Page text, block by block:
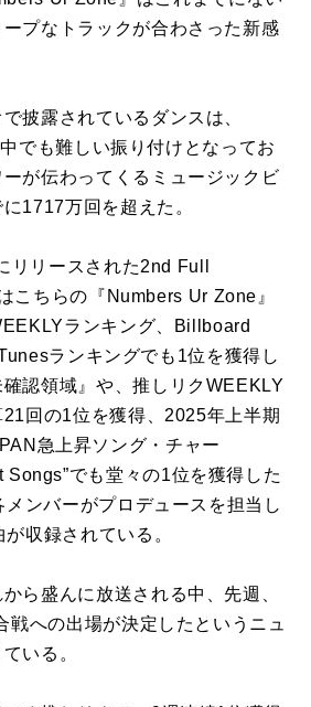
プなトラックが合わさった新感
披露されているダンスは、
でも難しい振り付けとなってお
が伝わってくるミュージックビ
1717万回を超えた。
リリースされた2nd Full
ちらの『Numbers Ur Zone』
ランキング、Billboard
ランキングでも1位を獲得し
認領域』や、推しリクWEEKLY
回の1位を獲得、2025年上半期
急上昇ソング・チャー
Songs”でも堂々の1位を獲得した
メンバーがプロデュースを担当し
収録されている。
ら盛んに放送される中、先週、
戦への出場が決定したというニュ
いる。